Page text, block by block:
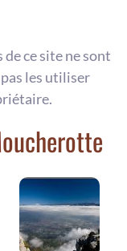
ce site ne sont
les utiliser